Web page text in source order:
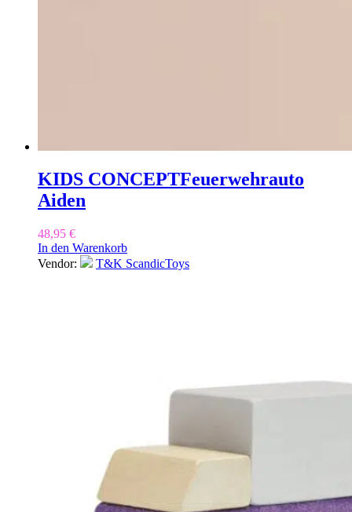
KIDS CONCEPTFeuerwehrauto
Aiden
48,95 €
In den Warenkorb
Vendor:
T&K ScandicToys